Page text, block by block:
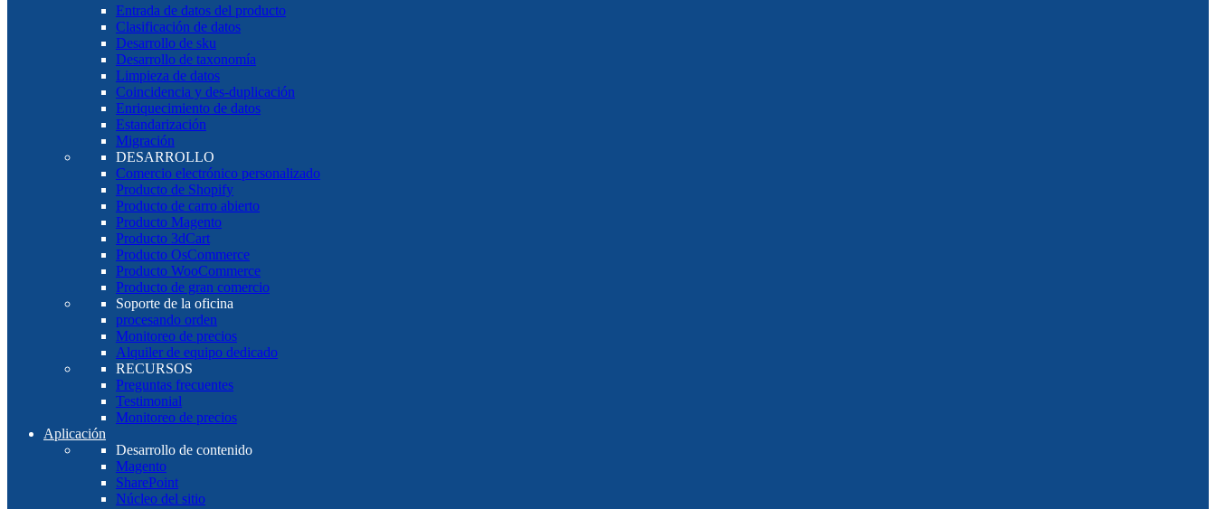
Entrada de datos del producto
Clasificación de datos
Desarrollo de sku
Desarrollo de taxonomía
Limpieza de datos
Coincidencia y des-duplicación
Enriquecimiento de datos
Estandarización
Migración
DESARROLLO
Comercio electrónico personalizado
Producto de Shopify
Producto de carro abierto
Producto Magento
Producto 3dCart
Producto OsCommerce
Producto WooCommerce
Producto de gran comercio
Soporte de la oficina
procesando orden
Monitoreo de precios
Alquiler de equipo dedicado
RECURSOS
Preguntas frecuentes
Testimonial
Monitoreo de precios
Aplicación
Desarrollo de contenido
Magento
SharePoint
Núcleo del sitio